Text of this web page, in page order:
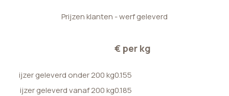
Prijzen klanten - werf geleverd
€ per kg
ijzer geleverd onder 200 kg0.155
ijzer geleverd vanaf 200 kg0.185